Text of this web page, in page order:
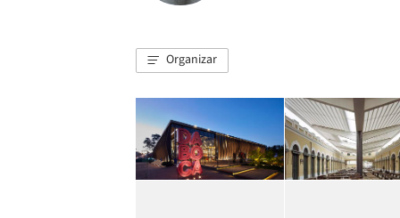
Organizar